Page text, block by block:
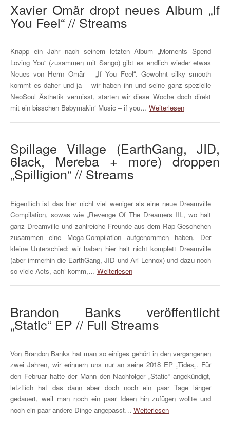
Xavier Omär dropt neues Album „If
You Feel“ // Streams
Knapp ein Jahr nach seinem letzten Album „Moments Spend
Loving You“ (zusammen mit Sango) gibt es endlich wieder etwas
Neues von Herrn Omär – „If You Feel“. Gewohnt silky smooth
kommt es daher und ja – wir haben ihn und seine ganz spezielle
NeoSoul Ästhetik vermisst, starten wir diese Woche doch direkt
mit ein bisschen Babymakin‘ Music – if you… Weiterlesen
Spillage Village (EarthGang, JID,
6lack, Mereba + more) droppen
„Spilligion“ // Streams
Eigentlich ist das hier nicht viel weniger als eine neue Dreamville
Compilation, sowas wie „Revenge Of The Dreamers III„, wo halt
ganz Dreamville und zahlreiche Freunde aus dem Rap-Geschehen
zusammen eine Mega-Compilation aufgenommen haben. Der
kleine Unterschied: wir haben hier halt nicht komplett Dreamville
(aber immerhin die EarthGang, JID und Ari Lennox) und dazu noch
so viele Acts, ach‘ komm,… Weiterlesen
Brandon Banks veröffentlicht
„Static“ EP // Full Streams
Von Brandon Banks hat man so einiges gehört in den vergangenen
zwei Jahren, wir erinnern uns nur an seine 2018 EP „Tides„. Für
den Februar hatte der Mann den Nachfolger „Static“ angekündigt,
letztlich hat das dann aber doch noch ein paar Tage länger
gedauert, weil man noch ein paar Ideen hin zufügen wollte und
noch ein paar andere Dinge angepasst… Weiterlesen